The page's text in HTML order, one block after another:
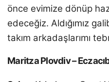
önce evimize dönüp
edeceğiz. Aldığımız
takım arkadaşlarımı
Maritza Plovdiv –